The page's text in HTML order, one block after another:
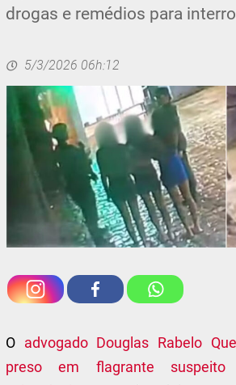
drogas e remédios para
5/3/2026 06h:12
O advogado Douglas Rabelo
preso em flagrante